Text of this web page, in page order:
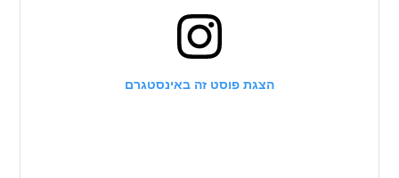
הצגת פוסט זה באינסטגרם